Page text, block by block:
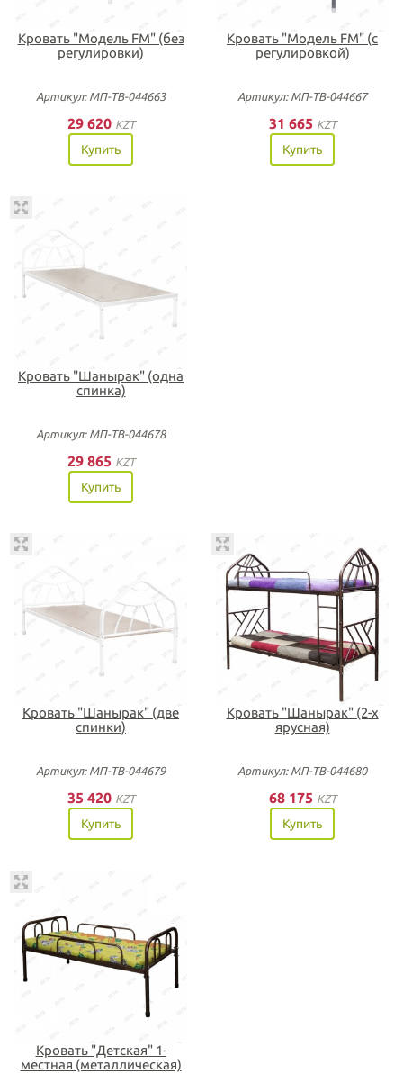
Кровать "Модель FM" (без
регулировки)
Артикул: МП-ТВ-044663
29 620 KZT
Купить
Кровать "Модель FM" (с
регулировкой)
Артикул: МП-ТВ-044667
31 665 KZT
Купить
Кровать "Шанырак" (одна
спинка)
Артикул: МП-ТВ-044678
29 865 KZT
Купить
Кровать "Шанырак" (две
спинки)
Артикул: МП-ТВ-044679
35 420 KZT
Купить
Кровать "Шанырак" (2-х
ярусная)
Артикул: МП-ТВ-044680
68 175 KZT
Купить
Кровать "Детская" 1-
местная (металлическая)